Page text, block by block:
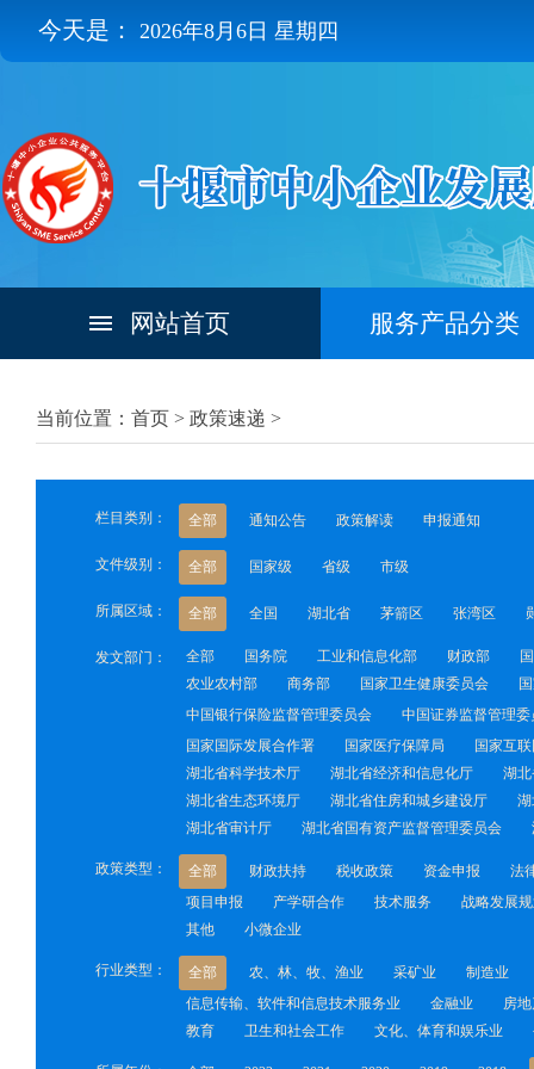
今天是： 2026年8月6日 星期四
网站首页 服务产品分类
当前位置：首页 > 政策速递 >
栏目类别： 全部 通知公告 政策解读 申报通知
文件级别： 全部 国家级 省级 市级
所属区域： 全部 全国 湖北省 茅箭区 张湾区
发文部门： 全部 国务院 工业和信息化部 财政部
农业农村部
商务部 国家卫生健康委员会
中国银行保险监督管理委员会
中国证券监督管理委
国家国际发展合作署
国家医疗保障局
国家互
湖北省科学技术厅
湖北省经济和信息化厅
湖
湖北省生态环境厅
湖北省住房和城乡建设厅
湖北省审计厅
湖北省国有资产监督管理委员会
政策类型： 全部 财政扶持 税收政策 资金申报
法
项目申报
产学研合作 技术服务
战略发展
其他
小微企业
行业类型： 全部 农、林、牧、渔业 采矿业
制造业
信息传输、软件和信息技术服务业
金融业
房
教育
卫生和社会工作 文化、体育和娱乐业